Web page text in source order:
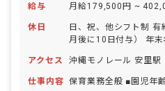
給与 月給179,500円 ~
休日
日、祝、他シフト制 有
月後に10日付与） 年
アクセス
沖縄モノレール 安里駅
仕事内容 保育業務全般